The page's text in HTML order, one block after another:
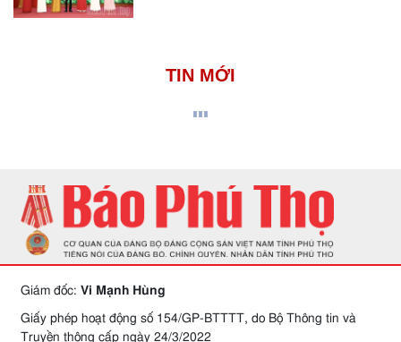
TIN MỚI
Giám đốc: Vi Mạnh Hùng
Giấy phép hoạt động số 154/GP-BTTTT, do Bộ Thông tin và
Truyền thông cấp ngày 24/3/2022